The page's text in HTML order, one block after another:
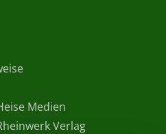
Medien
Verlag